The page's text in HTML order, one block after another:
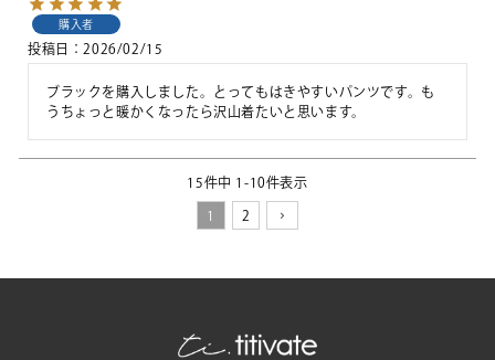
購入者
投稿日 2026/02/15
ブラックを購入しました。とってもはきやすいパンツです。も
うちょっと暖かくなったら沢山着たいと思います。
15件中 1 -10件表示
1 2